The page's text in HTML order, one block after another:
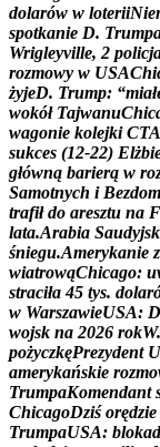
dolarów w loteriiNie
spotkanie D. Trump
Wrigleyville, 2 policj
rozmowy w USAChi
żyjeD. Trump: “miał
wokół TajwanuChic
wagonie kolejki CTA
sukces (12-22) Elżbi
główną barierą w ro
Samotnych i Bezdom
trafił do aresztu na F
lata.Arabia Saudyjsk
śniegu.Amerykanie z
wiatrowąChicago: u
straciła 45 tys. dolar
w WarszawieUSA: D
wojsk na 2026 rokW.
pożyczkęPrezydent U
amerykańskie rozmo
TrumpaKomendant
ChicagoDziś orędzie
TrumpaUSA: blokad